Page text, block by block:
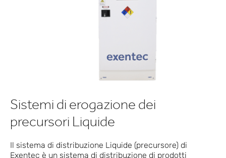
Sistemi di erogazione dei
precursori Liquide
Il sistema di distribuzione Liquide (precursore) di
Exentec è un sistema di distribuzione di prodotti